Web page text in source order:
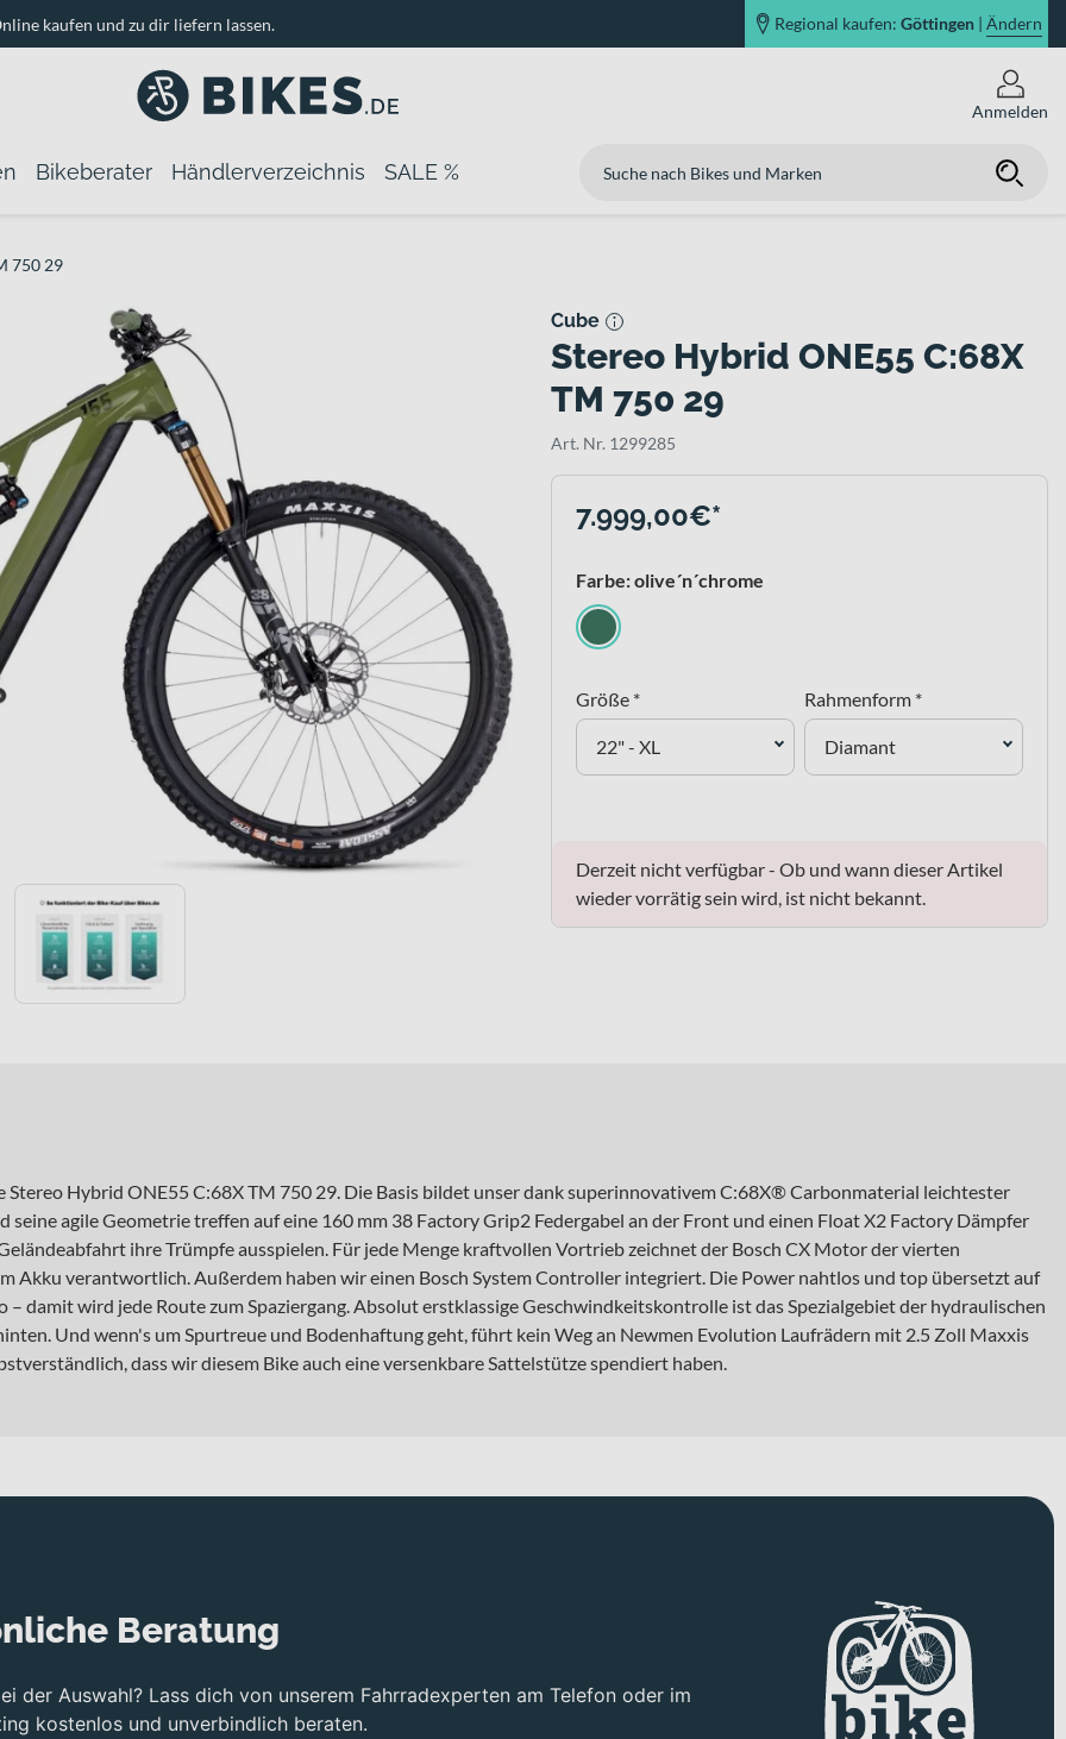
kaufen und zu dir liefern lassen. Regional kaufen: Göttingen | Ändern
Anmelden
Bikeberater Händlerverzeichnis SALE %
750 29
Cube
Stereo Hybrid ONE55 C:68X
TM 750 29
Art. Nr. 1299285
7.999,00€*
Farbe: olive´n´chrome
Größe *
22" - XL
Rahmenform *
Diamant
Derzeit nicht verfügbar - Ob und wann dieser Artikel
wieder vorrätig sein wird, ist nicht bekannt.
Stereo Hybrid ONE55 C:68X TM 750 29. Die Basis bildet unser dank superinnovativem C:68X® Carbonmaterial leichtester
agile Geometrie treffen auf eine 160 mm 38 Factory Grip2 Federgabel an der Front und einen Float X2 Factory Dämpfer
ihre Trümpfe ausspielen. Für jede Menge kraftvollen Vortrieb zeichnet der Bosch CX Motor der vierten
Akku verantwortlich. Außerdem haben wir einen Bosch System Controller integriert. Die Power nahtlos und top übersetzt auf
damit wird jede Route zum Spaziergang. Absolut erstklassige Geschwindkeitskontrolle ist das Spezialgebiet der hydraulischen
Und wenn's um Spurtreue und Bodenhaftung geht, führt kein Weg an Newmen Evolution Laufrädern mit 2.5 Zoll Maxxis
dass wir diesem Bike auch eine versenkbare Sattelstütze spendiert haben.
Beratung
der Auswahl? Lass dich von unserem Fahrradexperten am Telefon oder im
kostenlos und unverbindlich beraten.